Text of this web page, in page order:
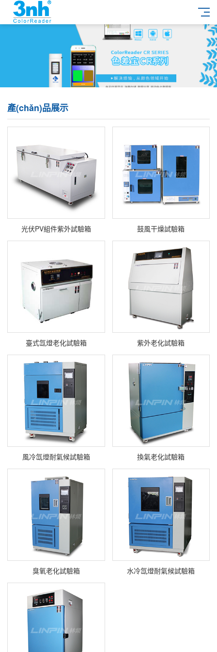
產(chǎn)品展示
光伏PV組件紫外試驗箱 鼓風干燥試驗箱
臺式氙燈老化試驗箱 紫外老化試驗箱
風冷氙燈耐氣候試驗箱 換氣老化試驗箱
臭氧老化試驗箱 水冷氙燈耐氣候試驗箱